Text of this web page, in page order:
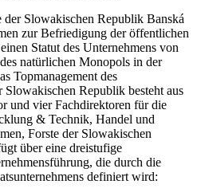
der Slowakischen Republik Banská
zur Befriedigung der öffentlichen
Statut des Unternehmens von
natürlichen Monopols in der
Topmanagement des
Slowakischen Republik besteht aus
und vier Fachdirektoren für die
& Technik, Handel und
Forste der Slowakischen
über eine dreistufige
die durch die
definiert wird: